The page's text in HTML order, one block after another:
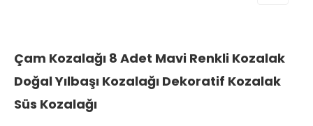
Çam Kozalağı 8 Adet Mavi Renkli Kozalak
Doğal Yılbaşı Kozalağı Dekoratif Kozalak
Süs Kozalağı